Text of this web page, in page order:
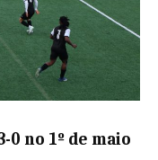
0 no 1º de maio